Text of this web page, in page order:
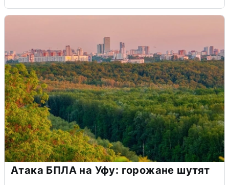
Атака БПЛА на Уфу: горожане шутят